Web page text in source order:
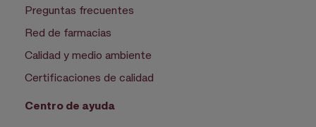
Preguntas frecuentes
Red de farmacias
Calidad y medio ambiente
Certificaciones de calidad
Centro de ayuda